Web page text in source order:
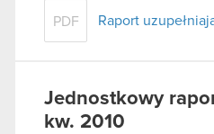
PDF Raport
Jednostkowy
kw. 2010